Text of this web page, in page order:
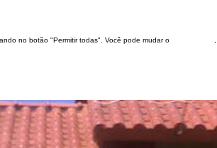
no botão "Permitir todas". Você pode mudar o